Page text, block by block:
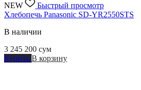
NEW
Быстрый просмотр
Хлебопечь Panasonic SD-YR2550STS
В наличии
3 245 200 сум
Купить В корзину